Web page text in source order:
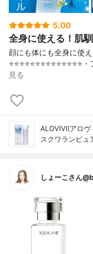
5.00
全身に使える！肌
顔にも体にも全身に使
見る
ALOVIVI(アロヴ
スクワランピュ
しょーこさん